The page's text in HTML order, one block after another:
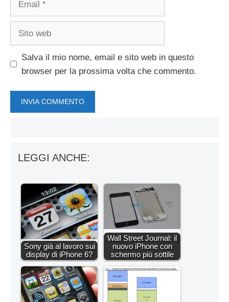
Sito
Salva il mio nome, email e sito web in questo
browser per la prossima volta che commento.
LEGGI ANCHE:
Sony già al lavoro sui
display di iPhone 6?
Wall Street Journal: il
nuovo iPhone con
schermo più sottile